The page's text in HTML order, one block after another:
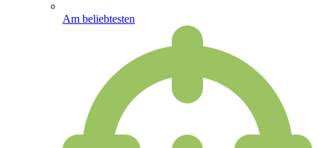
Am beliebtesten